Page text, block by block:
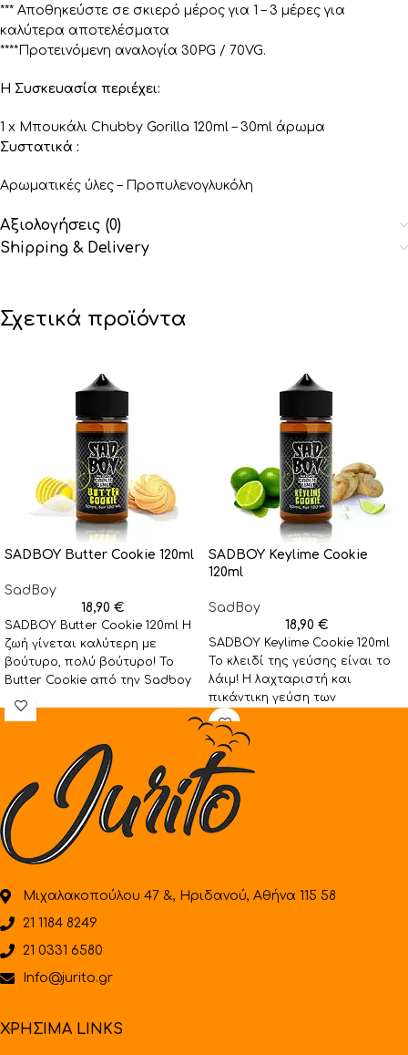
*** Αποθηκεύστε σε σκιερό μέρος για 1 – 3 μέρες για
καλύτερα αποτελέσματα
****Προτεινόμενη αναλογία 30PG / 70VG.
Η Συσκευασία περιέχει:
1 x Μπουκάλι Chubby Gorilla 120ml – 30ml άρωμα
Συστατικά :
Αρωματικές ύλες – Προπυλενογλυκόλη
Αξιολογήσεις (0)
Shipping & Delivery
Σχετικά προϊόντα
SADBOY Butter Cookie 120ml
SadBoy
18,90 €
SADBOY Butter Cookie 120ml Η
ζωή γίνεται καλύτερη με
βούτυρο, πολύ βούτυρο! Το
Butter Cookie από την Sadboy
είναι ένα
SADBOY Keylime Cookie
120ml
SadBoy
18,90 €
SADBOY Keylime Cookie 120ml
Το κλειδί της γεύσης είναι το
λάιμ! Η λαχταριστή και
πικάντικη γεύση των
εσπεριδοειδών keylime
με τις
Μιχαλακοπούλου 47 &, Ηριδανού, Αθήνα 115 58
21 1184 8249
21 0331 6580
Info@jurito.gr
ΧΡΗΣΙΜΑ LINKS